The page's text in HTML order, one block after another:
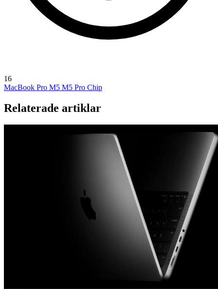
16
MacBook Pro M5 M5 Pro Chip
Relaterade artiklar